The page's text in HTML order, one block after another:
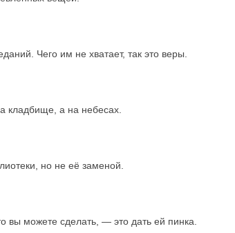
Чего им не хватает, так это веры.
кладбище, а на небесах.
но не её заменой.
вы можете сделать, — это дать ей пинка.